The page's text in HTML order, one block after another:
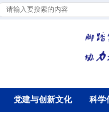
党建与创新文化 科学